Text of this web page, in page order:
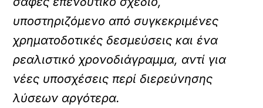
υποστηριζόμενο από συγκεκριμένες
χρηματοδοτικές δεσμεύσεις και ένα
ρεαλιστικό χρονοδιάγραμμα, αντί για
νέες υποσχέσεις περί διερεύνησης
λύσεων αργότερα.